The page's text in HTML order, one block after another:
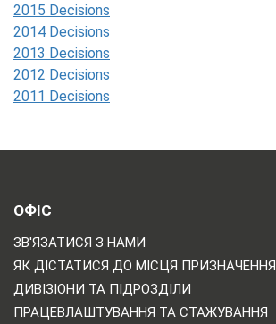
2015 Decisions
2014 Decisions
2013 Decisions
2012 Decisions
2011 Decisions
ОФІС
ЗВ'ЯЗАТИСЯ З НАМИ
ЯК ДІСТАТИСЯ ДО МІСЦЯ ПРИЗНАЧЕННЯ
ДИВІЗІОНИ ТА ПІДРОЗДІЛИ
ПРАЦЕВЛАШТУВАННЯ ТА СТАЖУВАННЯ